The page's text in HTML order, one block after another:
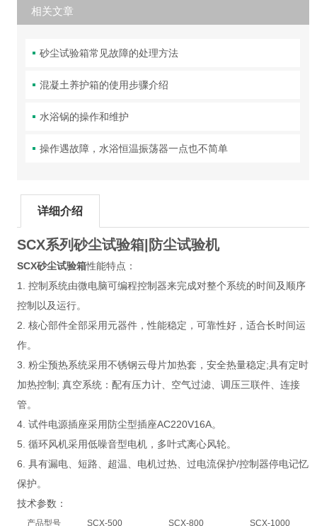
相关文章
砂尘试验箱常见故障的处理方法
混凝土养护箱的使用步骤介绍
水浴锅的操作和维护
操作遇故障，水浴恒温振荡器一点也不简单
详细介绍
SCX系列砂尘试验箱|防尘试验机
SCX砂尘试验箱性能特点：
1. 控制系统由微电脑可编程控制器来完成对整个系统的时间及顺序
控制以及运行。
2. 核心部件全部采用元器件，性能稳定，可靠性好，适合长时间运
作。
3. 粉尘预热系统采用不锈钢云母片加热套，安全热量稳定;具有定时
加热控制; 真空系统：配有压力计、空气过滤、调压三联件、连接
管。
4. 试件电源插座采用防尘型插座AC220V16A。
5. 循环风机采用低噪音型电机，多叶式离心风轮。
6. 具有漏电、短路、超温、电机过热、过电流保护/控制器停电记忆
保护。
技术参数：
产品型号 SCX-500 SCX-800 SCX-1000